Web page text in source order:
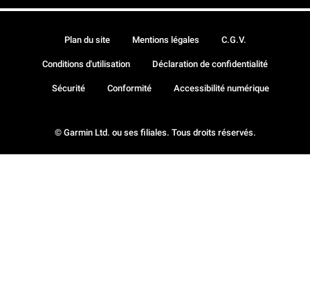
© Garmin Ltd. ou ses filiales. Tous droits réservés.
Plan du site Mentions légales C.G.V.
Conditions d'utilisation Déclaration de confidentialité
Sécurité Conformité Accessibilité numérique